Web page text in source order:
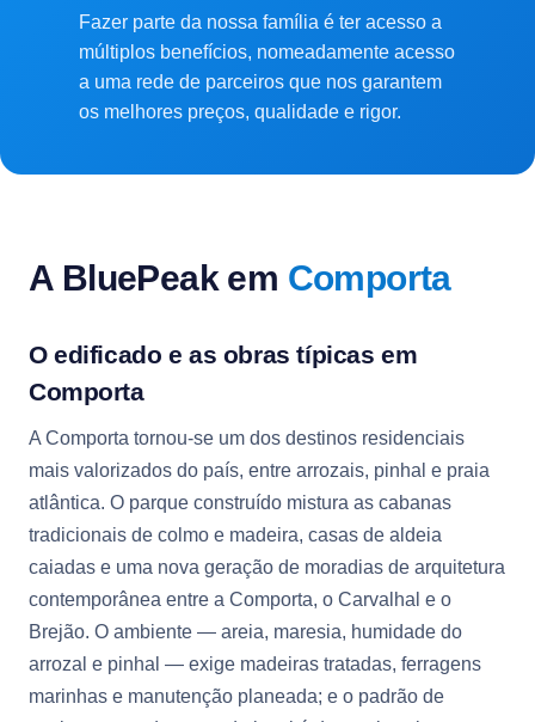
Fazer parte da nossa família é ter acesso a
múltiplos benefícios, nomeadamente acesso
a uma rede de parceiros que nos garantem
os melhores preços, qualidade e rigor.
A BluePeak em Comporta
O edificado e as obras típicas em
Comporta
A Comporta tornou-se um dos destinos residenciais
mais valorizados do país, entre arrozais, pinhal e praia
atlântica. O parque construído mistura as cabanas
tradicionais de colmo e madeira, casas de aldeia
caiadas e uma nova geração de moradias de arquitetura
contemporânea entre a Comporta, o Carvalhal e o
Brejão. O ambiente — areia, maresia, humidade do
arrozal e pinhal — exige madeiras tratadas, ferragens
marinhas e manutenção planeada; e o padrão de